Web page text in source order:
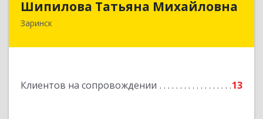
Шипилова Татьяна Михайловна
Заринск
Клиентов на сопровождении 13